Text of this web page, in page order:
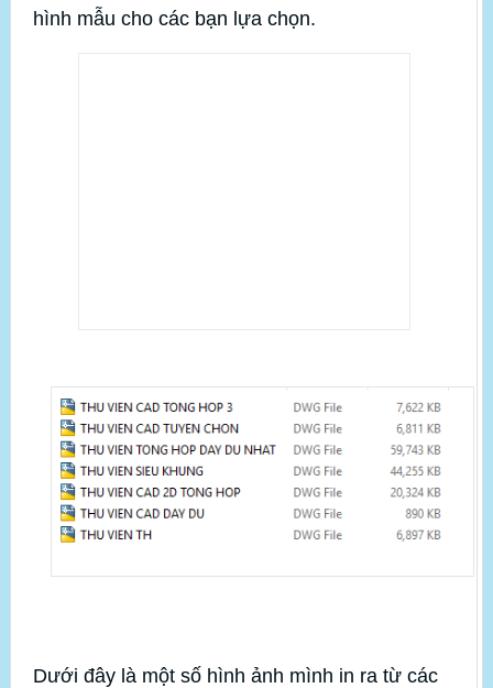
hình mẫu cho các bạn lựa chọn.
Dưới đây là một số hình ảnh mình in ra từ các